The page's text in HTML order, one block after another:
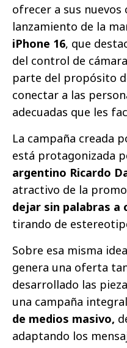
ofrecer a sus
lanzamiento de la
iPhone 16, que
del control de
parte del propósito
conectar a las
adecuadas que les
La campaña creada
está protagonizada
argentino Ricardo
atractivo de la
dejar sin palabras a
tirando de
Sobre esa misma
genera una oferta
desarrollado las
una campaña
de medios masivo,
adaptando los